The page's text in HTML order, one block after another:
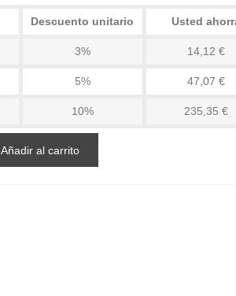
Descuento unitario Usted
3% 14,12 €
5% 47,07 €
10% 235,35 €
Añadir al carrito